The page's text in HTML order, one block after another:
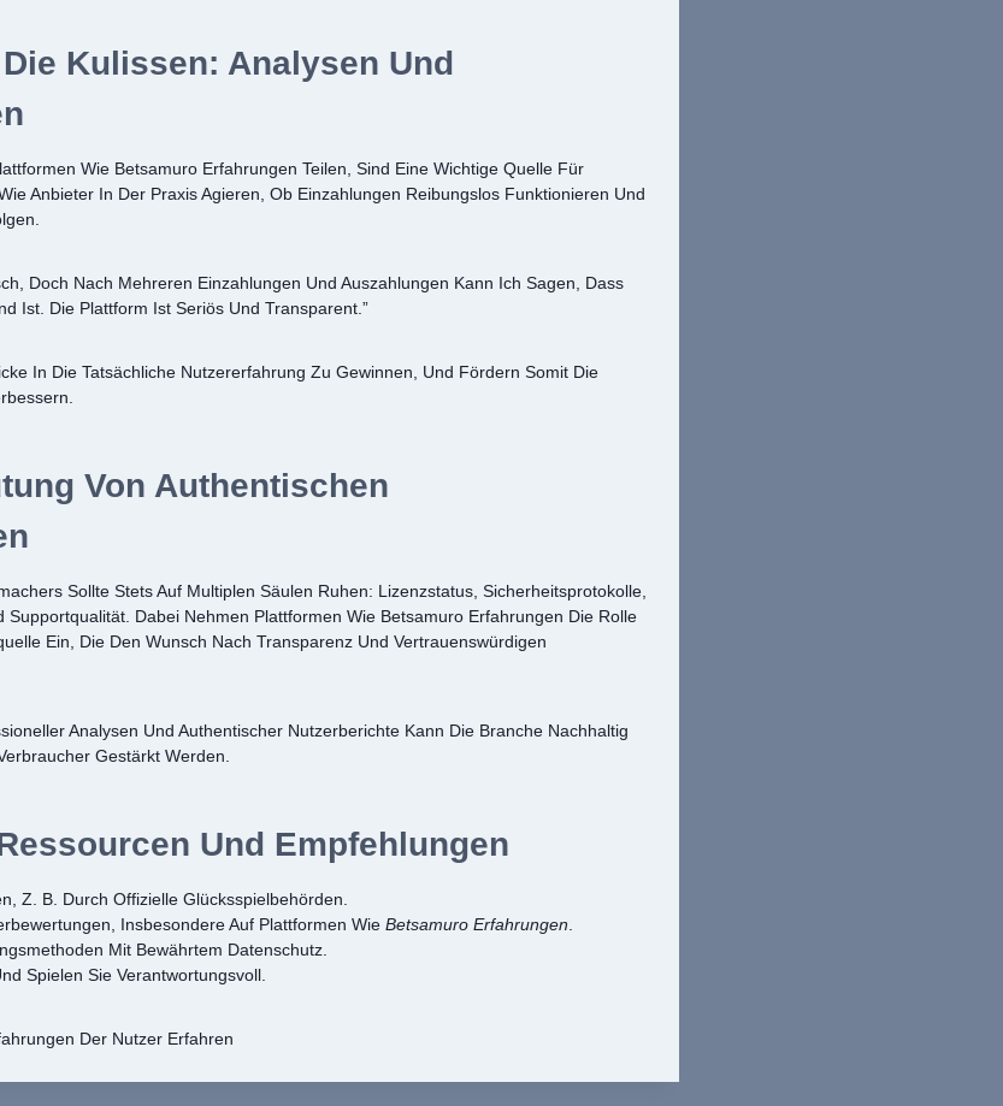
Kulissen: Analysen Und
Wie Betsamuro Erfahrungen Teilen, Sind Eine Wichtige Quelle Für
Anbieter In Der Praxis Agieren, Ob Einzahlungen Reibungslos Funktionieren Und
Doch Nach Mehreren Einzahlungen Und Auszahlungen Kann Ich Sagen, Dass
Ist. Die Plattform Ist Seriös Und Transparent.”
In Die Tatsächliche Nutzererfahrung Zu Gewinnen, Und Fördern Somit Die
Von Authentischen
Sollte Stets Auf Multiplen Säulen Ruhen: Lizenzstatus, Sicherheitsprotokolle,
Supportqualität. Dabei Nehmen Plattformen Wie Betsamuro Erfahrungen Die Rolle
Ein, Die Den Wunsch Nach Transparenz Und Vertrauenswürdigen
Analysen Und Authentischer Nutzerberichte Kann Die Branche Nachhaltig
Gestärkt Werden.
Und Empfehlungen
Z. B. Durch Offizielle Glücksspielbehörden.
Insbesondere Auf Plattformen Wie Betsamuro Erfahrungen.
Mit Bewährtem Datenschutz.
Spielen Sie Verantwortungsvoll.
Der Nutzer Erfahren